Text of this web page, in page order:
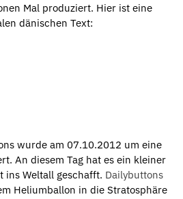
Mal produziert. Hier ist eine
dänischen Text:
wurde am 07.10.2012 um eine
An diesem Tag hat es ein kleiner
ins Weltall geschafft. Dailybuttons
Heliumballon in die Stratosphäre